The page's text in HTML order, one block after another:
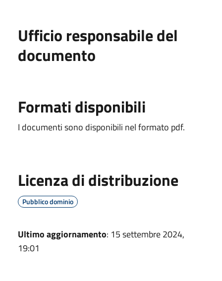
Ufficio responsabile del
documento
Formati disponibili
I documenti sono disponibili nel formato pdf.
Licenza di distribuzione
Pubblico dominio
Ultimo aggiornamento: 15 settembre 2024,
19:01